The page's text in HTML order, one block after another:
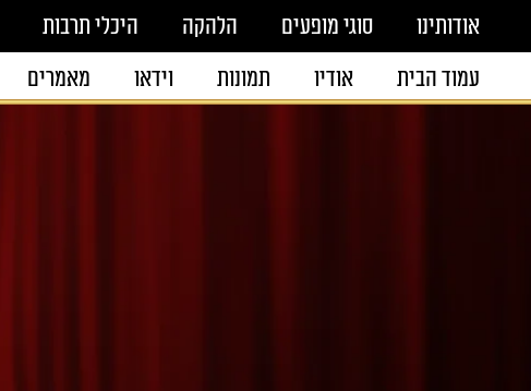
אודותינו סוגי מופעים הלהקה היכלי תרבות
עמוד הבית
אודיו תמונות וידאו מאמרים